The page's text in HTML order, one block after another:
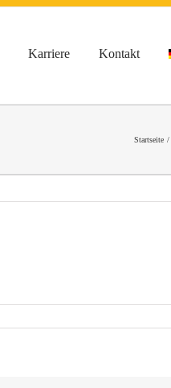
Karriere Kontakt
Startseite